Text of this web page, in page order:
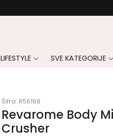
LIFESTYLE SVE KATEGORIJE
Šifra: R56168
Revarome Body
Crusher